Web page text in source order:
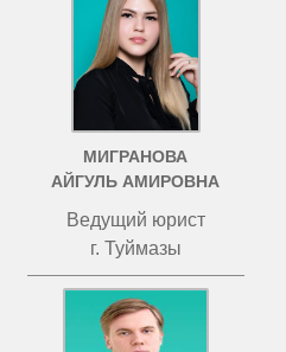
МИГРАНОВА
АЙГУЛЬ АМИРОВНА
Ведущий юрист
г. Туймазы